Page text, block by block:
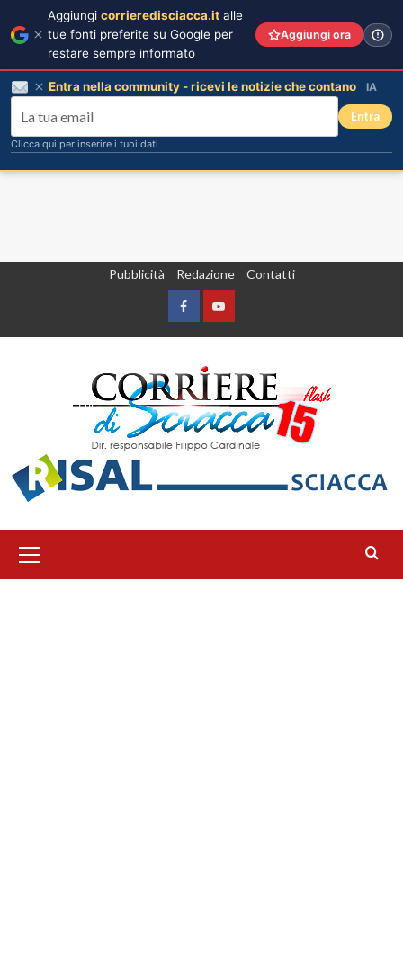
Pubblicità Redazione Contatti
FacebookYountube
principale
Aggiungi corrieredisciacca.it alle
tue fonti preferite su Google per
restare sempre informato
Aggiungi ora
Entra nella community - ricevi le notizie che contano IA
Entra
Clicca qui per inserire i tuoi dati